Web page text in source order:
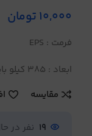
10,000تومان
فرمت : EPS
ابعاد : 385 کیلو بایت
مقایسه
19 نفر در